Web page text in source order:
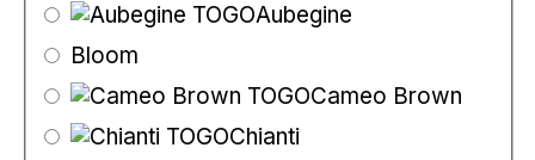
Aubegine
Bloom
Cameo Brown
Chianti